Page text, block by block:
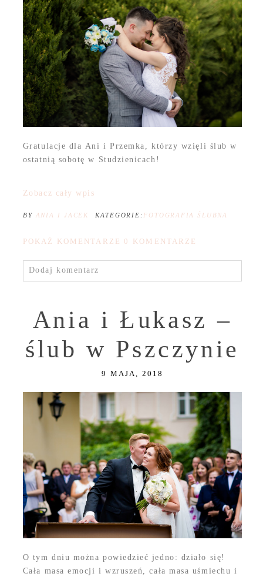
Gratulacje dla Ani i Przemka, którzy wzięli ślub w
ostatnią sobotę w Studzienicach!
Zobacz cały wpis
BY ANIA I JACEK KATEGORIE: FOTOGRAFIA ŚLUBNA
POKAŻ KOMENTARZE 0 KOMENTARZE
Dodaj komentarz
Ania i Łukasz –
ślub w Pszczynie
9 MAJA, 2018
O tym dniu można powiedzieć jedno: działo się!
Cała masa emocji i wzruszeń, cała masa uśmiechu i